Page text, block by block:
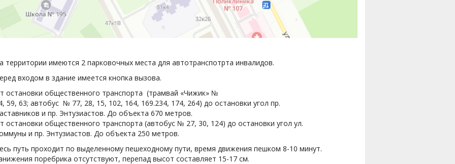
территории имеются 2 парковочных места для автотранспотрта инвалидов.
входом в здание имеется кнопка вызова.
остановки общественного транспорта (трамвай «Чижик» №
59, 63; автобус № 77, 28, 15, 102, 164, 169.234, 174, 264) до остановки угол пр.
и пр. Энтузиастов. До объекта 670 метров.
остановки общественного транспорта (автобус № 27, 30, 124) до остановки угол ул.
и пр. Энтузиастов. До объекта 250 метров.
путь проходит по выделенному пешеходному пути, время движения пешком 8-10 минут.
поребрика отсутствуют, перепад высот составляет 15-17 см.